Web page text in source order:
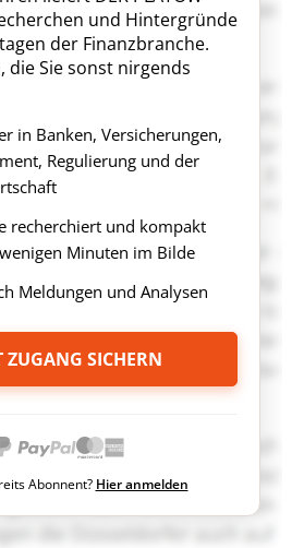
und Hintergründe
der Finanzbranche.
die Sie sonst nirgends
in Banken, Versicherungen,
Regulierung und der
recherchiert und kompakt
Minuten im Bilde
Meldungen und Analysen
ZUGANG SICHERN
Abonnent? Hier anmelden